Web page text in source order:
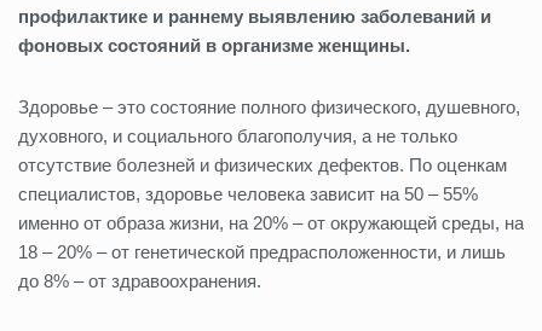
профилактике и раннему выявлению заболеваний и
фоновых состояний в организме женщины.
Здоровье – это состояние полного физического, душевного,
духовного, и социального благополучия, а не только
отсутствие болезней и физических дефектов. По оценкам
специалистов, здоровье человека зависит на 50 ‒ 55%
именно от образа жизни, на 20% ‒ от окружающей среды, на
18 ‒ 20% ‒ от генетической предрасположенности, и лишь
до 8% ‒ от здравоохранения.